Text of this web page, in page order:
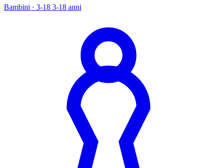
Bambini · 3-18 3-18 anni